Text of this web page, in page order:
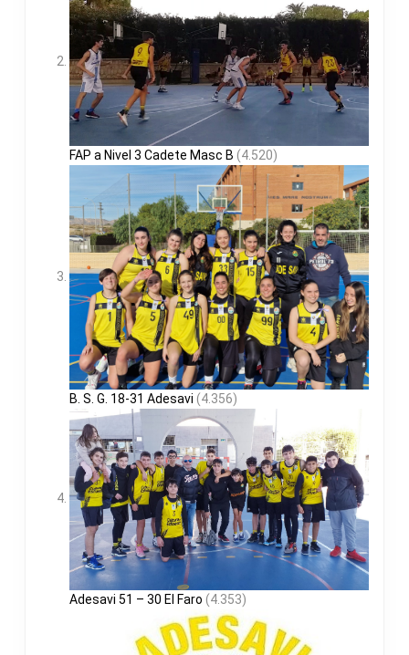
FAP a Nivel 3 Cadete Masc B (4.520)
B. S. G. 18-31 Adesavi (4.356)
Adesavi 51 – 30 El Faro (4.353)